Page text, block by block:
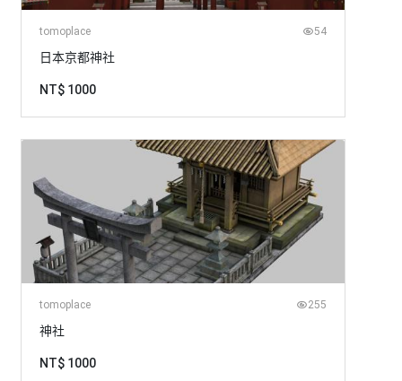
tomoplace 54
日本京都神社
NT$ 1000
tomoplace 255
神社
NT$ 1000